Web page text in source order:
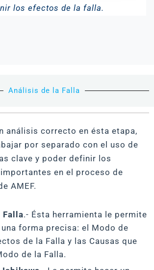
los efectos de la falla.
Análisis de la Falla
análisis correcto en ésta etapa,
por separado con el uso de
clave y poder definir los
en el proceso de
AMEF.
Falla.- Ésta herramienta le permite
forma precisa: el Modo de
de la Falla y las Causas que
de la Falla.